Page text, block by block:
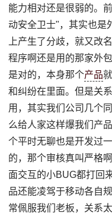
能力相对还是很弱的。
动安全卫士"，其实也是
上产生了分歧，就又改
程序啊还是用的那家外
是对的，本身那个产品
和纠纷在里面。但是关
用，其实我们公司几个
么给人家这样爆我们产
个平时无聊也是开发过
的，那个审核真叫严格
面交互的小BUG都打回
品还能凌驾于移动各自
常佩服我们老板，关系